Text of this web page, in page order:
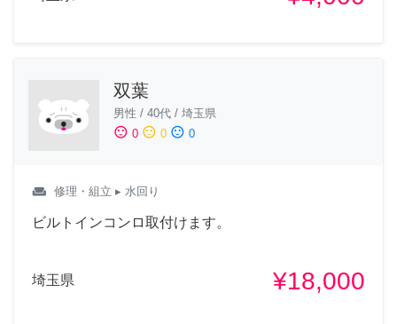
双葉
男性 / 40代 / 埼玉県
sentiment_satisfied 0 sentiment_neutral 0 sentiment_dissatisfied 0
weekend 修理・組立 ▸ 水回り
ビルトインコンロ取付けます。
埼玉県 ¥18,000